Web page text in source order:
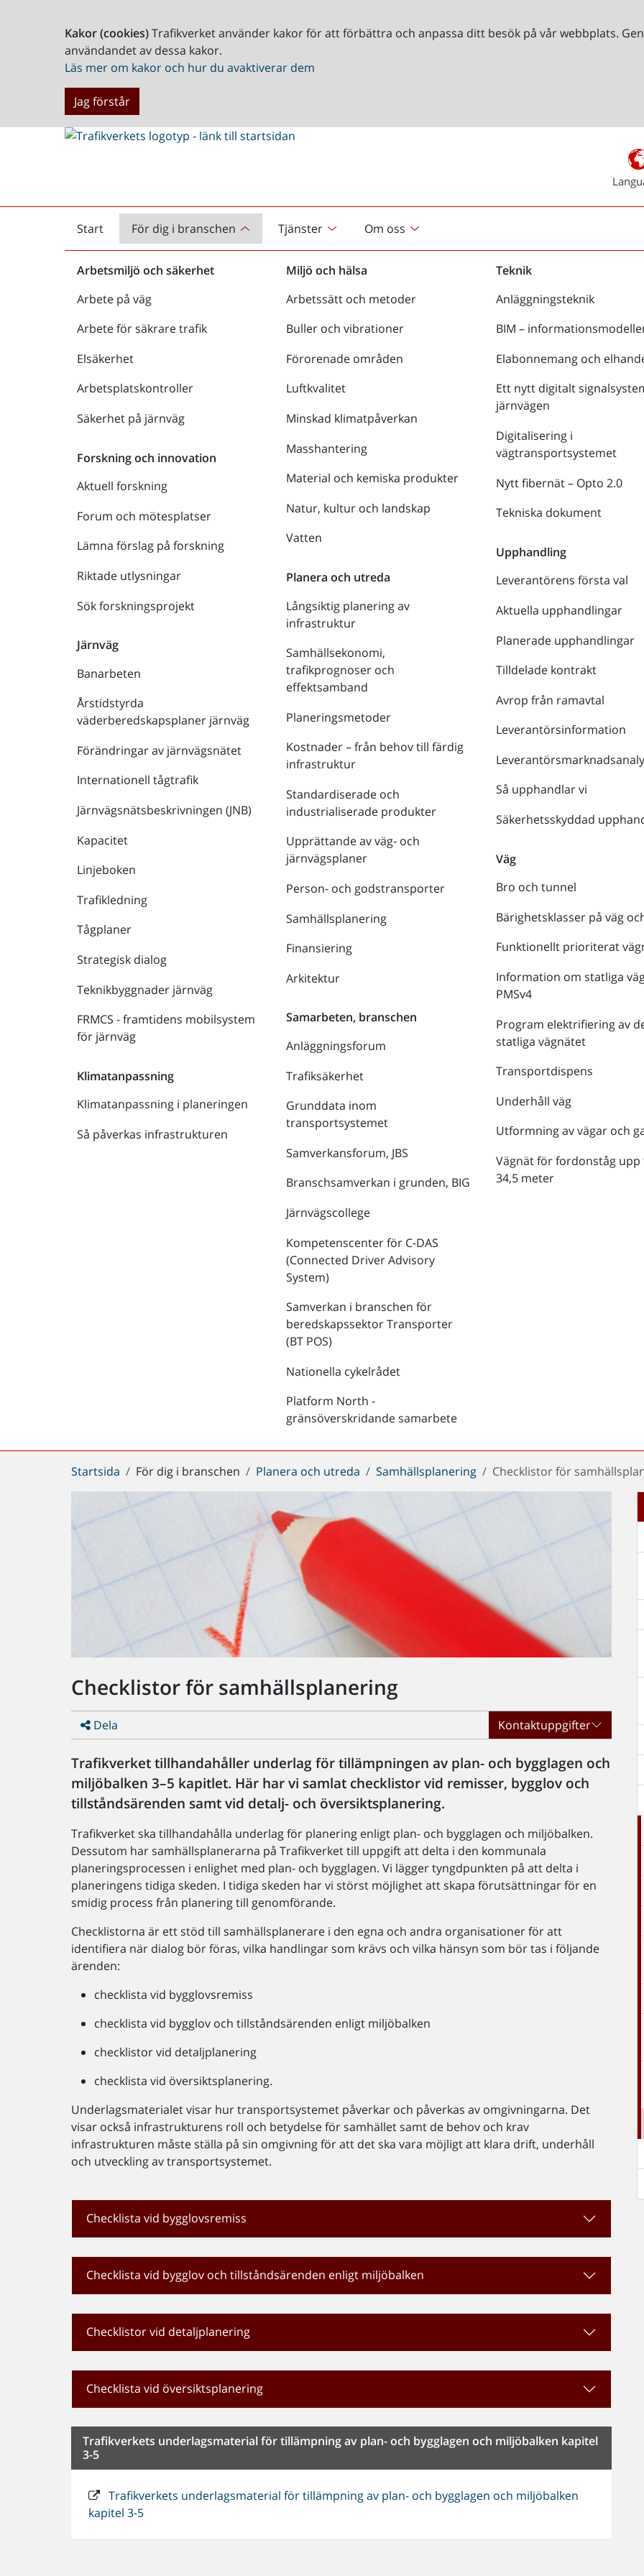
Kakor (cookies)Trafikverket använder kakor för att förbättra och anpassa ditt besök på vår webbplats.
användandet av dessa kakor.
Läs mer om kakor och hur du avaktiverar dem
Jag förstår
Start
Startsida För dig i branschen Tjänster Om oss
Arbetsmiljö och säkerhet
Arbete på väg
Arbete för säkrare trafik
Elsäkerhet
Arbetsplatskontroller
Säkerhet på järnväg
Forskning och innovation
Aktuell forskning
Forum och mötesplatser
Lämna förslag på forskning
Riktade utlysningar
Sök forskningsprojekt
Järnväg
Banarbeten
Årstidstyrda
väderberedskapsplaner järnväg
Förändringar av järnvägsnätet
Internationell tågtrafik
Järnvägsnätsbeskrivningen (JNB)
Kapacitet
Linjeboken
Trafikledning
Tågplaner
Strategisk dialog
Teknikbyggnader järnväg
FRMCS - framtidens mobilsystem
för järnväg
Klimatanpassning
Klimatanpassning i planeringen
Så påverkas infrastrukturen
Miljö och hälsa
Arbetssätt och metoder
Buller och vibrationer
Förorenade områden
Luftkvalitet
Minskad klimatpåverkan
Masshantering
Material och kemiska produkter
Natur, kultur och landskap
Vatten
Planera och utreda
Långsiktig planering av
infrastruktur
Samhällsekonomi,
trafikprognoser och
effektsamband
Planeringsmetoder
Kostnader – från behov till färdig
infrastruktur
Standardiserade och
industrialiserade produkter
Upprättande av väg- och
järnvägsplaner
Person- och godstransporter
Samhällsplanering
Finansiering
Arkitektur
Samarbeten, branschen
Anläggningsforum
Trafiksäkerhet
Grunddata inom
transportsystemet
Samverkansforum, JBS
Branschsamverkan i grunden, BIG
Järnvägscollege
Kompetenscenter för C-DAS
(Connected Driver Advisory
System)
Samverkan i branschen för
beredskapssektor Transporter
(BT POS)
Nationella cykelrådet
Platform North -
gränsöverskridande samarbete
Teknik
Anläggningsteknik
BIM –
Elabonnemang och
Ett nytt digitalt
järnvägen
Digitalisering i
vägtransportsystemet
Nytt fibernät – Opto 2.0
Tekniska dokument
Upphandling
Leverantörens första val
Aktuella upphandlingar
Planerade upphandlingar
Tilldelade kontrakt
Avrop från ramavtal
Leverantörsinformation
Så upphandlar vi
Säkerhetsskyddad
Väg
Bro och tunnel
Bärighetsklasser på väg
Funktionellt prioriterat
Information om statliga
PMSv4
Program elektrifiering av
statliga vägnätet
Transportdispens
Underhåll väg
Utformning av vägar och
Vägnät för fordonståg upp
34,5 meter
Du
är
Startsida För dig i branschen Planera och utreda Samhällsplanering Checklistor för
Checklistor för samhällsplanering
Dela Kontaktuppgifter
Trafikverket tillhandahåller underlag för tillämpningen av plan- och bygglagen och
miljöbalken 3–5 kapitlet. Här har vi samlat checklistor vid remisser, bygglov och
tillståndsärenden samt vid detalj- och översiktsplanering.
Trafikverket ska tillhandahålla underlag för planering enligt plan- och bygglagen och miljöbalken.
Dessutom har samhällsplanerarna på Trafikverket till uppgift att delta i den kommunala
planeringsprocessen i enlighet med plan- och bygglagen. Vi lägger tyngdpunkten på att delta i
planeringens tidiga skeden. I tidiga skeden har vi störst möjlighet att skapa förutsättningar för en
smidig process från planering till genomförande.
Checklistorna är ett stöd till samhällsplanerare i den egna och andra organisationer för att
identifiera när dialog bör föras, vilka handlingar som krävs och vilka hänsyn som bör tas i följande
ärenden:
checklista vid bygglovsremiss
checklista vid bygglov och tillståndsärenden enligt miljöbalken
checklistor vid detaljplanering
checklista vid översiktsplanering.
Underlagsmaterialet visar hur transportsystemet påverkar och påverkas av omgivningarna. Det
visar också infrastrukturens roll och betydelse för samhället samt de behov och krav
infrastrukturen måste ställa på sin omgivning för att det ska vara möjligt att klara drift, underhåll
och utveckling av transportsystemet.
Checklista vid bygglovsremiss
Checklista vid bygglov och tillståndsärenden enligt miljöbalken
Checklistor vid detaljplanering
Checklista vid översiktsplanering
Trafikverkets underlagsmaterial för tillämpning av plan- och bygglagen och miljöbalken kapitel
3-5
Trafikverkets underlagsmaterial för tillämpning av plan- och bygglagen och miljöbalken
kapitel 3-5